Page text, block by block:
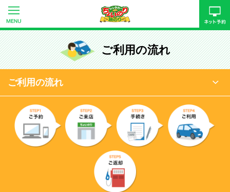
ご利用の流れ
ご利用の流れ